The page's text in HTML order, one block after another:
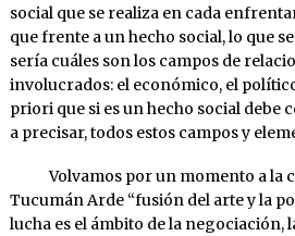
social que se realiza en cada
que frente a un hecho social, lo que
sería cuáles son los campos de
involucrados: el económico, el
priori que si es un hecho social debe
a precisar, todos estos campos y
Volvamos por un momento a la
Tucumán Arde “fusión del arte y la
lucha es el ámbito de la negociación,